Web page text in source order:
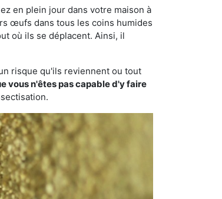
en plein jour dans votre maison à
œufs dans tous les coins humides
où ils se déplacent. Ainsi, il
risque qu'ils reviennent ou tout
vous n'êtes pas capable d'y faire